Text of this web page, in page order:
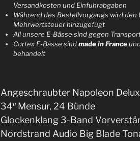
Versandkosten und Einfuhrabgaben
Während des Bestellvorgangs wird den
Mehrwertsteuer hinzugefügt
All unsere E-Bässe sind gegen
Cortex E-Bässe sindmade in France
behandelt
Angeschraubter Napoleon
34″ Mensur, 24 Bünde
Glockenklang 3-Band
Nordstrand Audio Big Blade